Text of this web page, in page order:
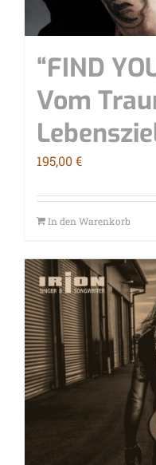
“FIND
Vom
195,00€
In den Warenkorb